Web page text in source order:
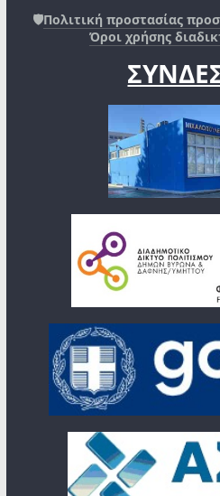
🛡️Πολιτική προστασίας
Όροι χρήσης